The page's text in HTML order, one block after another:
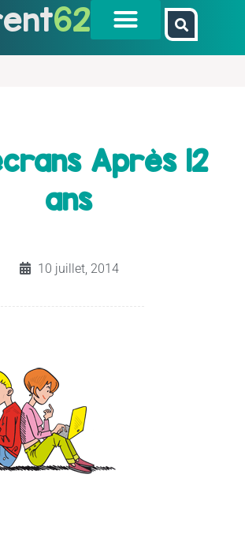
62
Après 12
ans
10 juillet, 2014